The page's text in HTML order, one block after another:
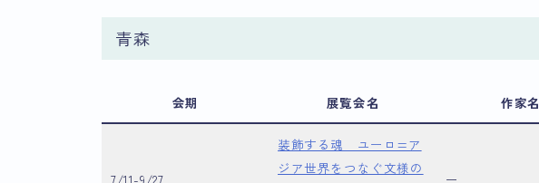
青森
会期 展覧会名 作家名
7/11-9/27
装飾する魂 ユーロ=ア
ジア世界をつなぐ文様の
ー